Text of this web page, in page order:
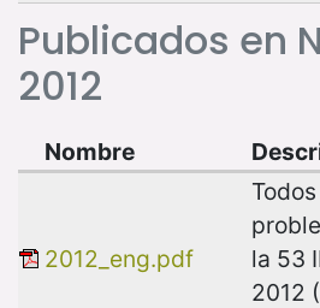
Publicados en
2012
Nombre
2012_eng.pdf
la 53
2012